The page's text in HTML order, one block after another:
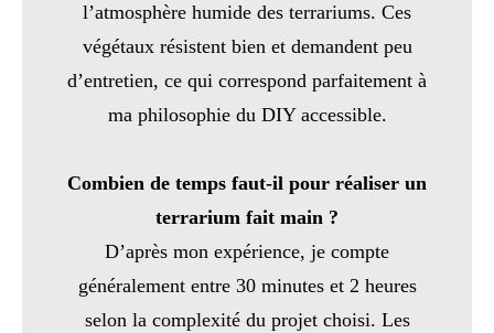
l’atmosphère humide des terrariums. Ces
végétaux résistent bien et demandent peu
d’entretien, ce qui correspond parfaitement à
ma philosophie du DIY accessible.
Combien de temps faut-il pour réaliser un
terrarium fait main ?
D’après mon expérience, je compte
généralement entre 30 minutes et 2 heures
selon la complexité du projet choisi. Les